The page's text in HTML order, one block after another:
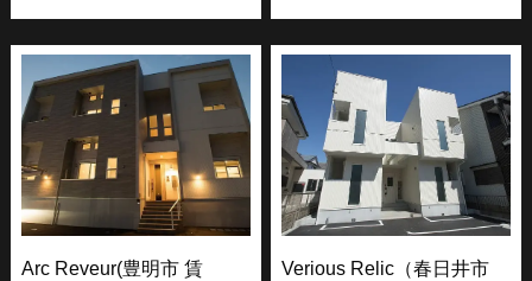
Arc Reveur(豊明市 賃
Verious Relic（春日井市